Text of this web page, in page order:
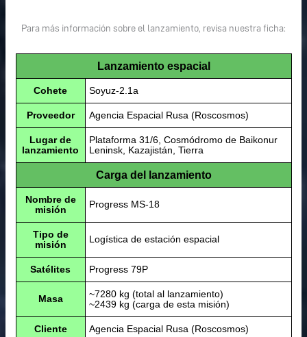
Para más información sobre el lanzamiento, revisa nuestra ficha:
Lanzamiento espacial
Cohete Soyuz-2.1a
Proveedor Agencia Espacial Rusa (Roscosmos)
Lugar de
lanzamiento
Plataforma 31/6, Cosmódromo de Baikonur
Leninsk, Kazajistán, Tierra
Carga del lanzamiento
Nombre de
misión
Progress MS-18
Tipo de
misión
Logística de estación espacial
Satélites Progress 79P
Masa
~7280 kg (total al lanzamiento)
~2439 kg (carga de esta misión)
Cliente Agencia Espacial Rusa (Roscosmos)